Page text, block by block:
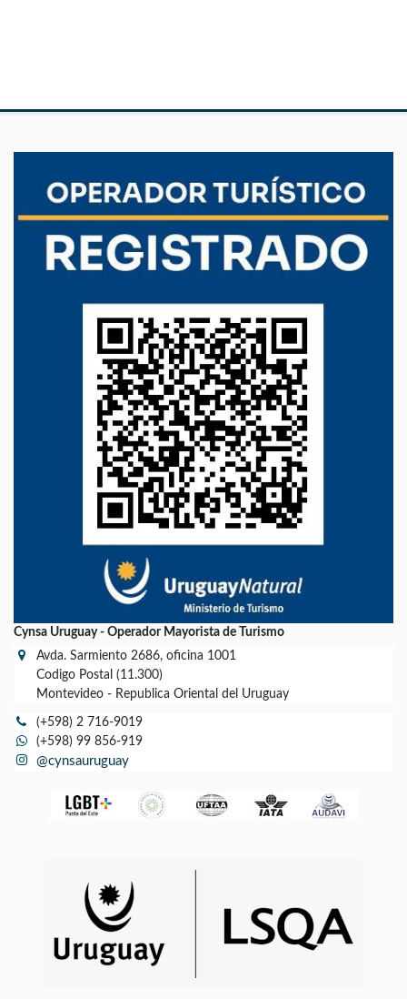
Cynsa Uruguay - Operador Mayorista de Turismo
Avda. Sarmiento 2686, oficina 1001
Codigo Postal (11.300)
Montevideo - Republica Oriental del Uruguay
(+598) 2 716-9019
(+598) 99 856-919
@cynsauruguay